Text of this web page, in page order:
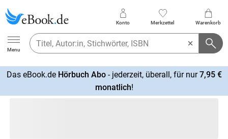
Ebook.de
Menu
Konto Merkzettel Warenkorb
Das eBook.de Hörbuch Abo- jederzeit, überall, für nur7,95 €
monatlich!